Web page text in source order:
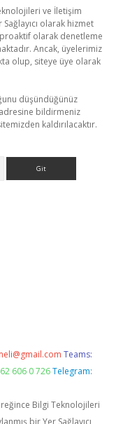
ve İletişim
olarak hizmet
olarak denetleme
Ancak, üyelerimiz
olup, siteye üye olarak
düşündüğünüz
adresine bildirmeniz
kaldırılacaktır.
Teams:
606 0 726 Telegram:
Bilgi Teknolojileri
bir Yer Sağlayıcı